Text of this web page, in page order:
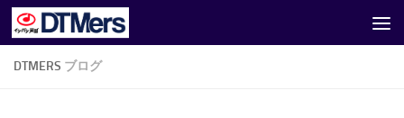
コンテンツへスキップ
DTMERS ブログ